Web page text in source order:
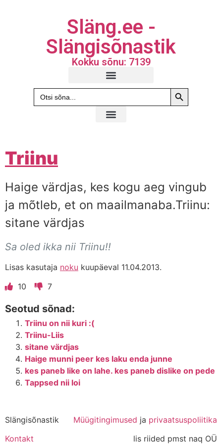
Släng.ee -
Slängisõnastik
Kokku sõnu: 7139
Search
for:
Search
Triinu
Haige värdjas, kes kogu aeg vingub
ja mõtleb, et on maailmanaba.Triinu:
sitane värdjas
Sa oled ikka nii Triinu!!
Lisas kasutaja noku kuupäeval 11.04.2013.
10
7
Seotud sõnad:
Triinu on nii kuri :(
Triinu-Liis
sitane värdjas
Haige munni peer kes laku enda junne
kes paneb like on lahe. kes paneb dislike on pede
Tappsed nii loi
Slängisõnastik Müügitingimused ja privaatsuspoliitika
Kontakt
lis riided pmst naq OÜ